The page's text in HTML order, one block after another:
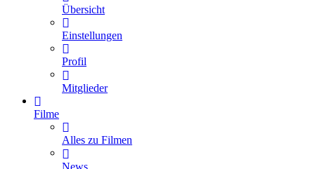
Übersicht
Einstellungen
Profil
Mitglieder
Filme
Alles zu Filmen
News